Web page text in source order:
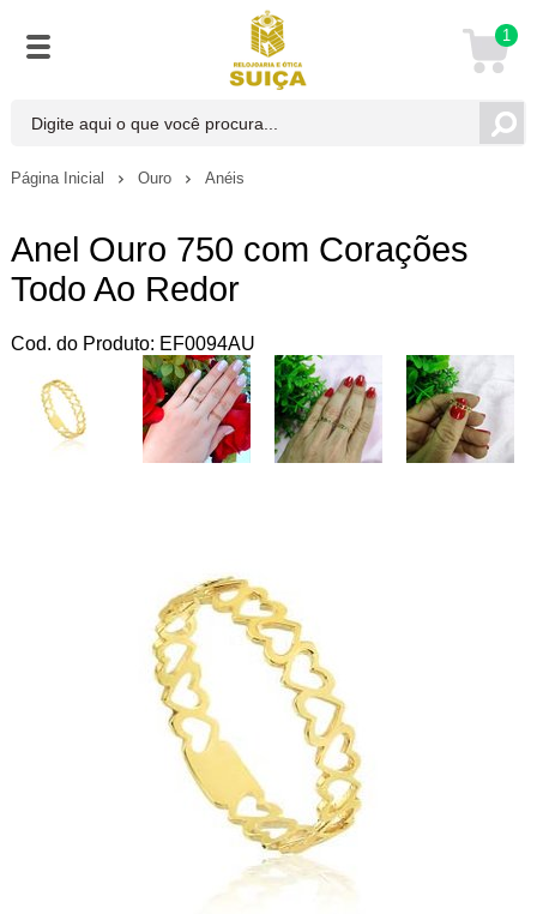
1
Página Inicial Ouro Anéis
Anel Ouro 750 com Corações
Todo Ao Redor
Cod. do Produto: EF0094AU